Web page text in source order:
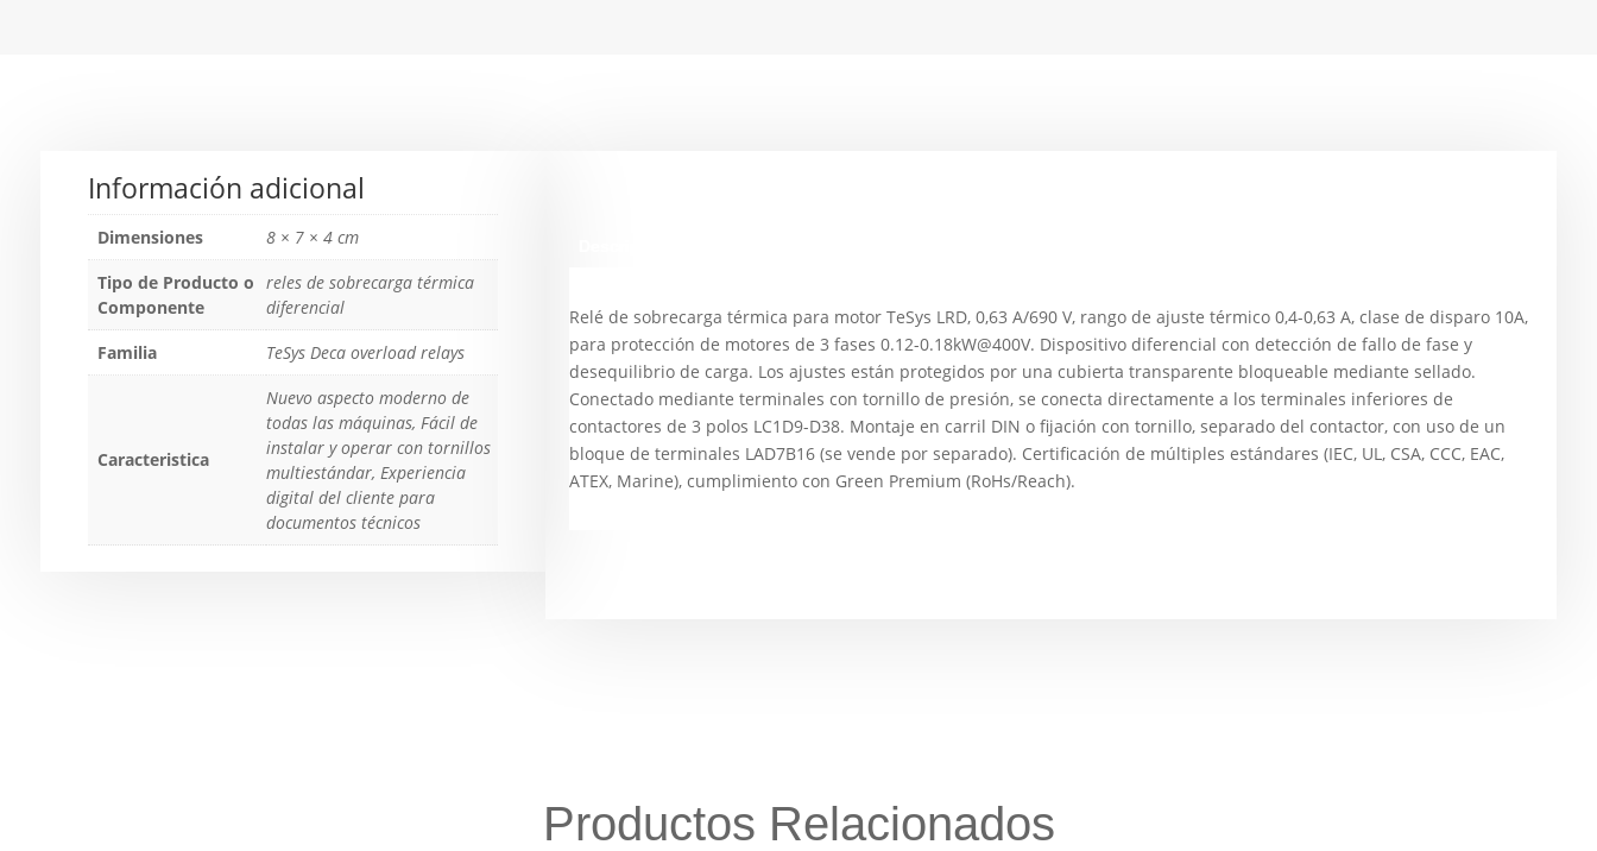
Información adicional
Dimensiones
8 × 7 × 4 cm
Tipo de Producto o
Componente
reles de sobrecarga térmica
diferencial
Familia
TeSys Deca overload relays
Caracteristica
Nuevo aspecto moderno de
todas las máquinas, Fácil de
instalar y operar con tornillos
multiestándar, Experiencia
digital del cliente para
documentos técnicos
Relé de sobrecarga térmica para motor TeSys LRD, 0,63 A/690 V, rango de ajuste térmico 0,4-0,63 A, clase de disparo 10A,
para protección de motores de 3 fases 0.12-0.18kW@400V. Dispositivo diferencial con detección de fallo de fase y
desequilibrio de carga. Los ajustes están protegidos por una cubierta transparente bloqueable mediante sellado.
Conectado mediante terminales con tornillo de presión, se conecta directamente a los terminales inferiores de
contactores de 3 polos LC1D9-D38. Montaje en carril DIN o fijación con tornillo, separado del contactor, con uso de un
bloque de terminales LAD7B16 (se vende por separado). Certificación de múltiples estándares (IEC, UL, CSA, CCC, EAC,
ATEX, Marine), cumplimiento con Green Premium (RoHs/Reach).
Productos Relacionados